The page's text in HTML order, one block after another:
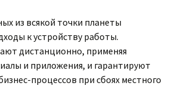
из всякой точки планеты
к устройству работы.
дистанционно, применяя
и приложения, и гарантируют
процессов при сбоях местного